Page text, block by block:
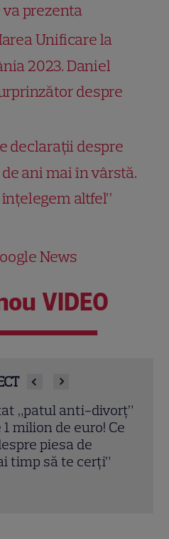
prezenta
Unificare la
2023. Daniel
despre
declarații despre
ani mai în vârstă.
altfel”
News
VIDEO
viața după ce fiica
acasă: „Legătura
nimeni”